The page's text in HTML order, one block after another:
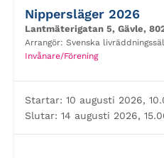
Nippersläger 2026
Lantmäterigatan 5, Gävle,
Arrangör: Svenska
Invånare/Förening
Startar: 10 augusti 2026,
Slutar: 14 augusti 2026,